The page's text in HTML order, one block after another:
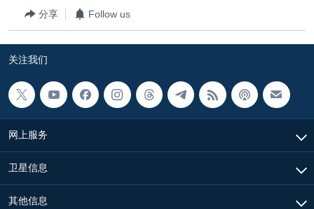
南中国海争端
关注新疆
其他语言网站
分享 Follow us
关注我们
网上服务
卫星信息
其他信息